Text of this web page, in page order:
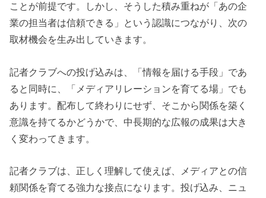
ことが前提です。しかし、そうした積み重ねが「あの企
業の担当者は信頼できる」という認識につながり、次の
取材機会を生み出していきます。
記者クラブへの投げ込みは、「情報を届ける手段」であ
ると同時に、「メディアリレーションを育てる場」でも
あります。配布して終わりにせず、そこから関係を築く
意識を持てるかどうかで、中長期的な広報の成果は大き
く変わってきます。
記者クラブは、正しく理解して使えば、メディアとの信
頼関係を育てる強力な接点になります。投げ込み、ニュ